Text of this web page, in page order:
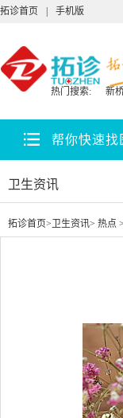
拓诊首页 手机版
热门搜索: 新
帮你快速找
卫生资讯
拓诊首页> 卫生资讯> 热点